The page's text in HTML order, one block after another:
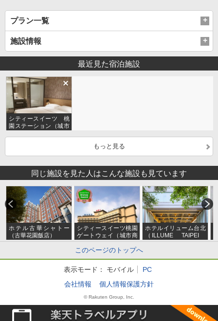
プラン一覧
施設情報
最近見た宿泊施設
シティースイーツ 桃
園ステーション（城市
もっと見る
同じ施設を見た人はこんな施設も見ています
ホテル古華シャトー
（古華花園飯店）
シティースイーツ桃園
ゲートウェイ（城市商
旅桃園航空館）
ホテルイリューム台北
（ILLUME TAIPEI
茹曦酒店）★2022年5
ン
このページのトップへ
表示モード： モバイル
PC
会社情報
個人情報保護方針
© Rakuten Group, Inc.